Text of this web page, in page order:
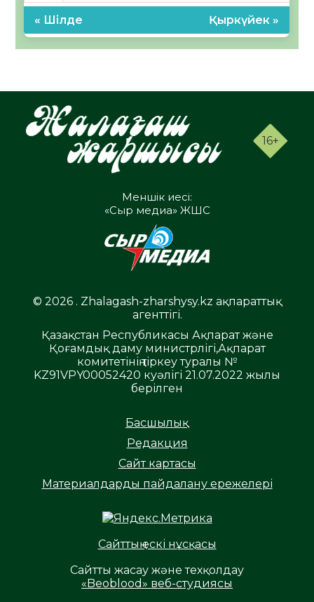
« Шілде Қыркүйек »
16+
Меншік иесі:
«Сыр медиа» ЖШС
© 2026 . Zhalagash-zharshysy.kz ақпараттық
агенттігі.
Қазақстан Республикасы Ақпарат және
Қоғамдық даму министрлігі,Ақпарат
комитетінің тіркеу туралы №
KZ91VPY00052420 куәлігі 21.07.2022 жылы
берілген
Басшылық
Редакция
Сайт картасы
Материалдарды пайдалану ережелері
Сайттың ескі нұсқасы
Сайтты жасау және техқолдау
«Beoblood» веб-студиясы